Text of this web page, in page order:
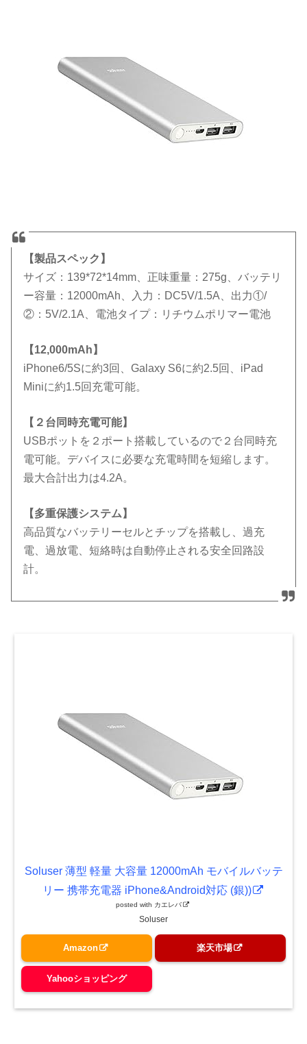
【製品スペック】
サイズ：139*72*14mm、正味重量：275g、バッテリ
ー容量：12000mAh、入力：DC5V/1.5A、出力①/
②：5V/2.1A、電池タイプ：リチウムポリマー電池
【12,000mAh】
iPhone6/5Sに約3回、Galaxy S6に約2.5回、iPad
Miniに約1.5回充電可能。
【２台同時充電可能】
USBポットを２ポート搭載しているので２台同時充
電可能。デバイスに必要な充電時間を短縮します。
最大合計出力は4.2A。
【多重保護システム】
高品質なバッテリーセルとチップを搭載し、過充
電、過放電、短絡時は自動停止される安全回路設
計。
Soluser 薄型 軽量 大容量 12000mAh モバイルバッテ
リー 携帯充電器 iPhone&Android対応 (銀))
posted with カエレバ
Soluser
Amazon 楽天市場
Yahooショッピング